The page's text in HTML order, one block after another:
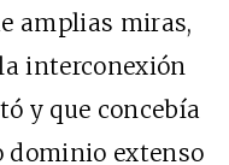
amplias miras,
interconexión
y que concebía
dominio extenso